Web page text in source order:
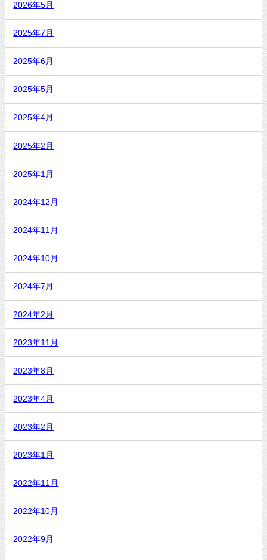
2026年5月
2025年7月
2025年6月
2025年5月
2025年4月
2025年2月
2025年1月
2024年12月
2024年11月
2024年10月
2024年7月
2024年2月
2023年11月
2023年8月
2023年4月
2023年2月
2023年1月
2022年11月
2022年10月
2022年9月